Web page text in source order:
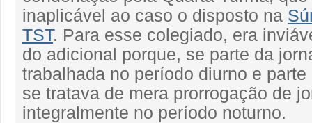
inaplicável ao caso o disposto na
TST. Para esse colegiado, era
do adicional porque, se parte da
trabalhada no período diurno e
se tratava de mera prorrogação de
integralmente no período noturno.